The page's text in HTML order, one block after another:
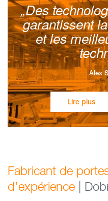
Des
garantissent
et les
Alex
Lire plus
Fabricant de
d’expérience